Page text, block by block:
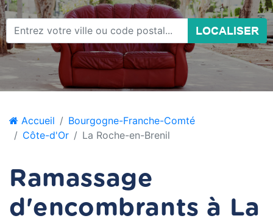
LOCALISER
Accueil
Bourgogne-Franche-Comté
Côte-d'Or
La Roche-en-Brenil
Ramassage
d'encombrants à La